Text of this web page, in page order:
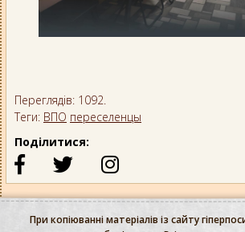
Переглядів: 1092.
Теги: ВПО переселенцы
Поділитися:
При копіюванні матеріалів із сайту